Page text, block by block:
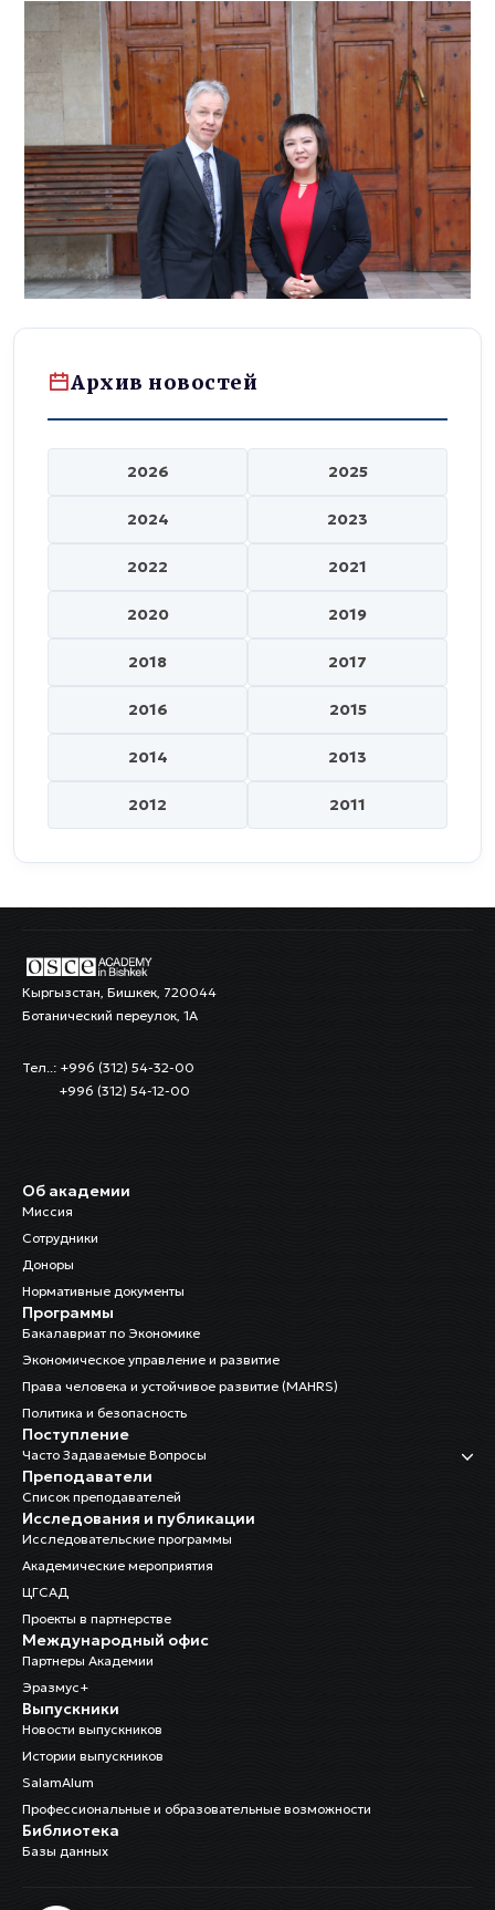
Архив новостей
2026 2025
2024 2023
2022 2021
2020 2019
2018 2017
2016 2015
2014 2013
2012 2011
Кыргызстан, Бишкек, 720044
Ботанический переулок, 1А
Тел..: +996 (312) 54-32-00
+996 (312) 54-12-00
Об академии
Миссия
Сотрудники
Доноры
Нормативные документы
Программы
Бакалавриат по Экономике
Экономическое управление и развитие
Права человека и устойчивое развитие (MAHRS)
Политика и безопасность
Поступление
Часто Задаваемые Вопросы
Преподаватели
Список преподавателей
Исследования и публикации
Исследовательские программы
Академические мероприятия
ЦГСАД
Проекты в партнерстве
Международный офис
Партнеры Академии
Эразмус+
Выпускники
Новости выпускников
Истории выпускников
SalamAlum
Профессиональные и образовательные возможности
Библиотека
Базы данных